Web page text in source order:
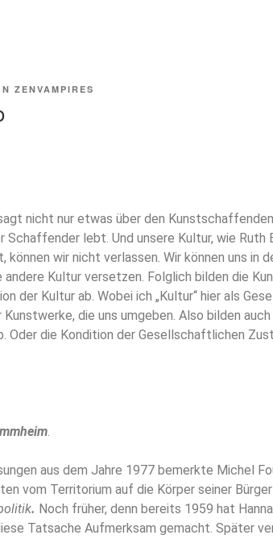
ZENVAMPIRES
nicht nur etwas über den
Schaffender lebt. Und unsere Kultur, wie Ruth
können wir nicht verlassen. Wir können uns in
andere Kultur versetzen. Folglich bilden die
der Kultur ab. Wobei ich „Kultur“ hier als
die uns umgeben. Also bilden
Oder die Kondition der Gesellschaftlichen
.
aus dem Jahre 1977 bemerkte Michel
vom Territorium auf die Körper seiner
. Noch früher, denn bereits 1959 hat
Tatsache Aufmerksam gemacht. Später